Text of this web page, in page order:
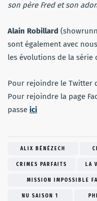
son père Fred et son
Alain Robillard
sont également avec
les évolutions de la série
Pour rejoindre le Twitter
Pour rejoindre la page
passe ici
ALIX BÉNÉZECH
CRIMES PARFAITS LA
MISSION IMPOSSIBLE
NU SAISON 1